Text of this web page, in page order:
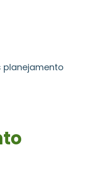
planejamento